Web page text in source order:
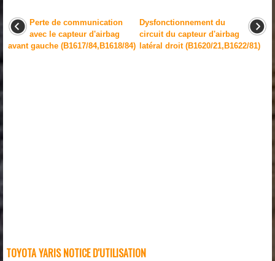
Perte de communication
avec le capteur d'airbag
avant gauche (B1617/84,B1618/84)
Dysfonctionnement du
circuit du capteur d'airbag
latéral droit (B1620/21,B1622/81)
TOYOTA YARIS NOTICE D'UTILISATION